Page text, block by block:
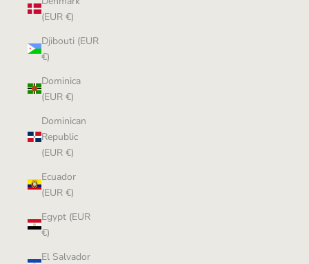
(EUR €)
Djibouti (EUR
€)
Dominica
(EUR €)
Dominican
Republic
(EUR €)
Ecuador
(EUR €)
Egypt (EUR
€)
El Salvador